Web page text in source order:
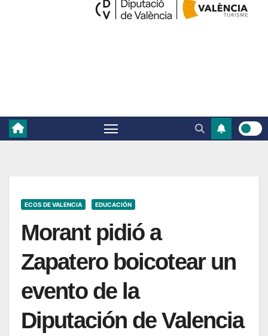
ECOS DE VALENCIA EDUCACIÓN
Morant pidió a
Zapatero boicotear un
evento de la
Diputación de Valencia